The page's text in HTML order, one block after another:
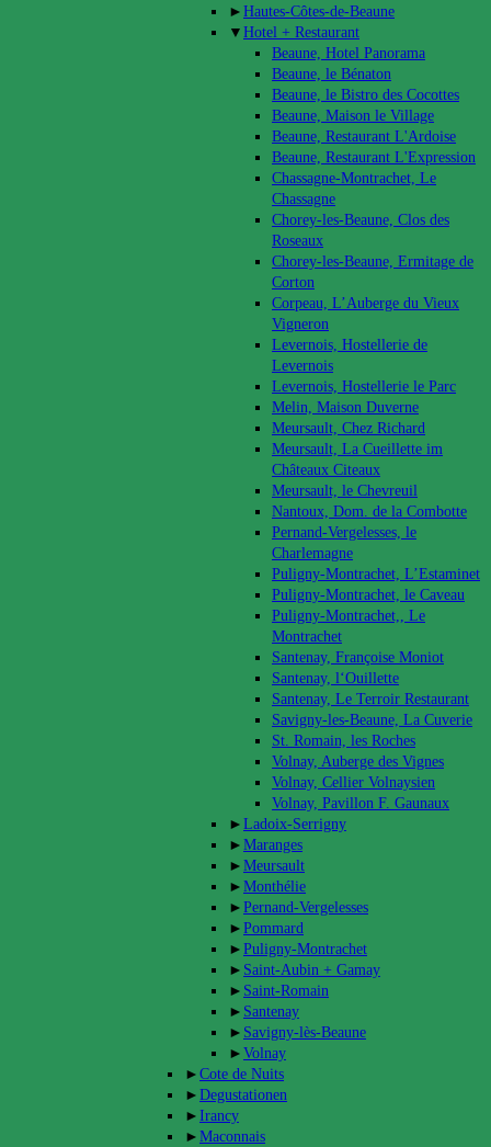
► Hautes-Côtes-de-Beaune
▼ Hotel + Restaurant
Beaune, Hotel Panorama
Beaune, le Bénaton
Beaune, le Bistro des Cocottes
Beaune, Maison le Village
Beaune, Restaurant L'Ardoise
Beaune, Restaurant L'Expression
Chassagne-Montrachet, Le
Chassagne
Chorey-les-Beaune, Clos des
Roseaux
Chorey-les-Beaune, Ermitage de
Corton
Corpeau, L’Auberge du Vieux
Vigneron
Levernois, Hostellerie de
Levernois
Levernois, Hostellerie le Parc
Melin, Maison Duverne
Meursault, Chez Richard
Meursault, La Cueillette im
Châteaux Citeaux
Meursault, le Chevreuil
Nantoux, Dom. de la Combotte
Pernand-Vergelesses, le
Charlemagne
Puligny-Montrachet, L’Estaminet
Puligny-Montrachet, le Caveau
Puligny-Montrachet,, Le
Montrachet
Santenay, Françoise Moniot
Santenay, l‘Ouillette
Santenay, Le Terroir Restaurant
Savigny-les-Beaune, La Cuverie
St. Romain, les Roches
Volnay, Auberge des Vignes
Volnay, Cellier Volnaysien
Volnay, Pavillon F. Gaunaux
► Ladoix-Serrigny
► Maranges
► Meursault
► Monthélie
► Pernand-Vergelesses
► Pommard
► Puligny-Montrachet
► Saint-Aubin + Gamay
► Saint-Romain
► Santenay
► Savigny-lès-Beaune
► Volnay
► Cote de Nuits
► Degustationen
► Irancy
► Maconnais